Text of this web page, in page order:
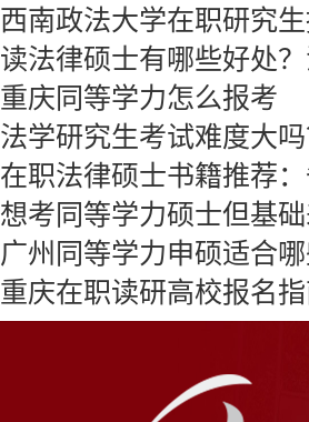
西南政法大学在职研究
读法律硕士有哪些好处
重庆同等学力怎么报考
法学研究生考试难度大
在职法律硕士书籍推荐：
想考同等学力硕士但基
广州同等学力申硕适合
重庆在职读研高校报名